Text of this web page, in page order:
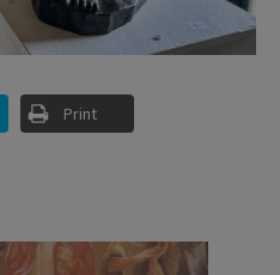
Print